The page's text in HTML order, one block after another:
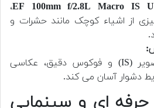
،
از اشیاء کوچک مانند حشرات و
فناوری لرزشگیر تصویر (IS) و فوکوس دقیق، عکاسی
دشوار آسان می کند.
حرفه ای و سینمایی